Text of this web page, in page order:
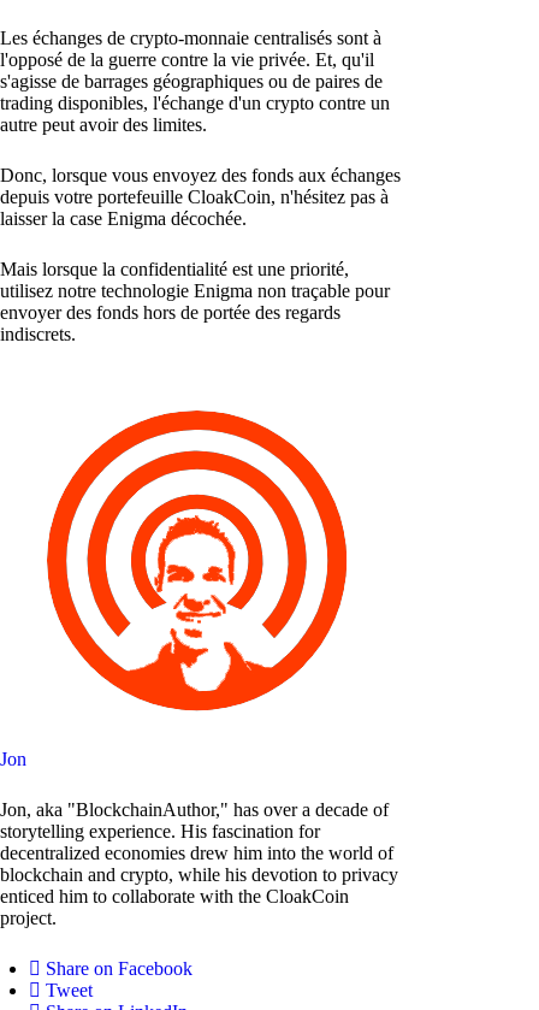
Les échanges de crypto-monnaie centralisés sont à
l'opposé de la guerre contre la vie privée. Et, qu'il
s'agisse de barrages géographiques ou de paires de
trading disponibles, l'échange d'un crypto contre un
autre peut avoir des limites.
Donc, lorsque vous envoyez des fonds aux échanges
depuis votre portefeuille CloakCoin, n'hésitez pas à
laisser la case Enigma décochée.
Mais lorsque la confidentialité est une priorité,
utilisez notre technologie Enigma non traçable pour
envoyer des fonds hors de portée des regards
indiscrets.
Jon
Jon, aka "BlockchainAuthor," has over a decade of
storytelling experience. His fascination for
decentralized economies drew him into the world of
blockchain and crypto, while his devotion to privacy
enticed him to collaborate with the CloakCoin
project.
Share on Facebook
Tweet